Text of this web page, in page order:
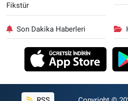
Fikstür
Son Dakika Haberleri